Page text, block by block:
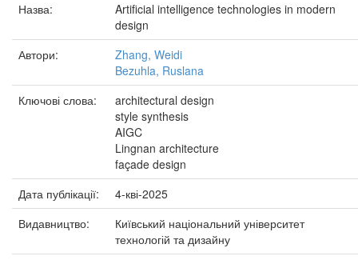
Назва:
Artificial intelligence technologies in modern
design
Автори:
Zhang, Weidi
Bezuhla, Ruslana
Ключові слова:
architectural design
style synthesis
AIGC
Lingnan architecture
façade design
Дата публікації:
4-кві-2025
Видавництво:
Київський національний університет
технологій та дизайну